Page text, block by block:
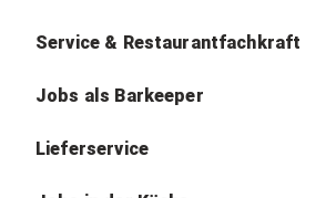
Service & Restaurantfachkraft
Jobs als Barkeeper
Lieferservice